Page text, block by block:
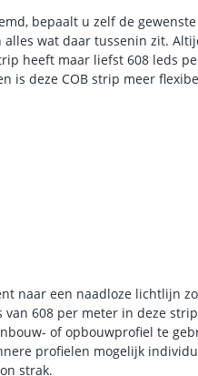
bepaalt u zelf de
alles wat daar tussenin zit.
heeft maar liefst 608 leds
is deze COB strip meer
naar een naadloze lichtlijn
608 per meter in deze
of opbouwprofiel te
profielen mogelijk
strak.